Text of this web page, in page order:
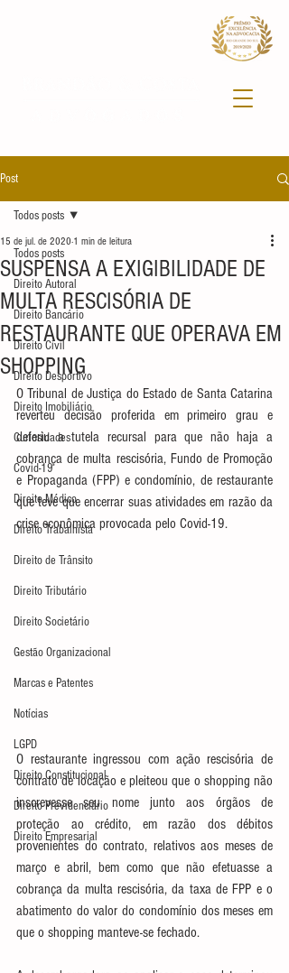
Post
Todos posts
Direito Autoral
Direito Bancário
Direito Civil
Direito Desportivo
Direito Imobiliário
Curiosidades
Covid-19
Direito Médico
Direito Trabalhista
Direito de Trânsito
Direito Tributário
Direito Societário
Gestão Organizacional
Marcas e Patentes
Notícias
LGPD
Direito Constitucional
Direito Previdenciário
Direito Empresarial
Todos posts
SUSPENSA A EXIGIBILIDADE DE
MULTA RESCISÓRIA DE
RESTAURANTE QUE OPERAVA EM
SHOPPING
15 de jul. de 2020 1 min de leitura
O Tribunal de Justiça do Estado de Santa Catarina
reverteu decisão proferida em primeiro grau e
deferiu a tutela recursal para que não haja a
cobrança de multa rescisória, Fundo de Promoção
e Propaganda (FPP) e condomínio, de restaurante
que teve que encerrar suas atividades em razão da
crise econômica provocada pelo Covid-19.
O restaurante ingressou com ação rescisória de
contrato de locação e pleiteou que o shopping não
inscrevesse seu nome junto aos órgãos de
proteção ao crédito, em razão dos débitos
provenientes do contrato, relativos aos meses de
março e abril, bem como que não efetuasse a
cobrança da multa rescisória, da taxa de FPP e o
abatimento do valor do condomínio dos meses em
que o shopping manteve-se fechado.